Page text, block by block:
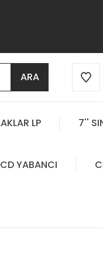
ARA
LP 7''
CD YABANCI